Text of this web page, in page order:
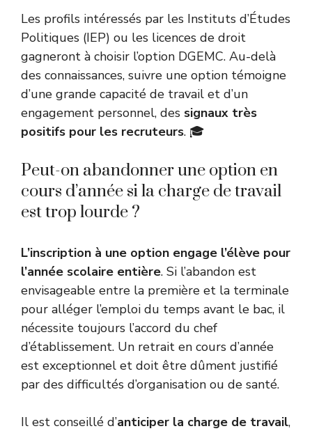
Les profils intéressés par les Instituts d’Études
Politiques (IEP) ou les licences de droit
gagneront à choisir l’option DGEMC. Au-delà
des connaissances, suivre une option témoigne
d’une grande capacité de travail et d’un
engagement personnel, des signaux très
positifs pour les recruteurs. 🎓
Peut-on abandonner une option en
cours d’année si la charge de travail
est trop lourde ?
L’inscription à une option engage l’élève pour
l’année scolaire entière. Si l’abandon est
envisageable entre la première et la terminale
pour alléger l’emploi du temps avant le bac, il
nécessite toujours l’accord du chef
d’établissement. Un retrait en cours d’année
est exceptionnel et doit être dûment justifié
par des difficultés d’organisation ou de santé.
Il est conseillé d’anticiper la charge de travail,